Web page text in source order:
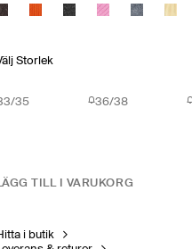
Storlek
35 36/38
TILL I VARUKORG
i butik